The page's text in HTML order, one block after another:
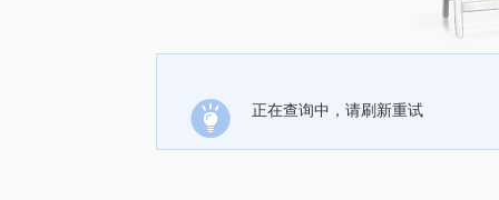
正在查询中，请刷新重试